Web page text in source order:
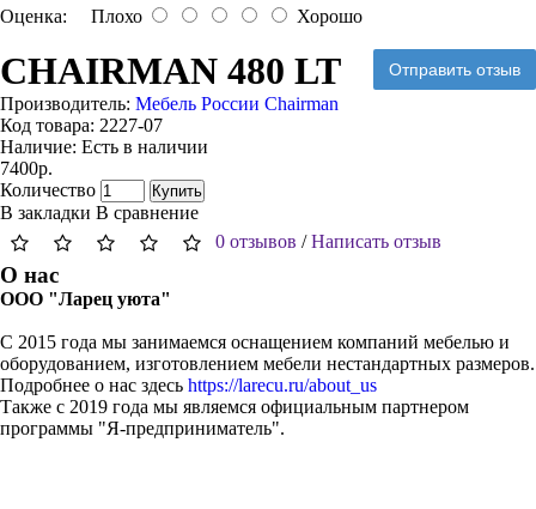
Оценка: Плохо Хорошо
Отправить отзыв
CHAIRMAN 480 LT
Производитель: Мебель России Chairman
Код товара: 2227-07
Наличие: Есть в наличии
7400р.
Количество
Купить
В закладки В сравнение
0 отзывов /Написать отзыв
О нас
ООО "Ларец уюта"
С 2015 года мы занимаемся оснащением компаний мебелью и
оборудованием, изготовлением мебели нестандартных размеров.
Подробнее о нас здесь https://larecu.ru/about_us
Также с 2019 года мы являемся официальным партнером
программы "Я-предприниматель".